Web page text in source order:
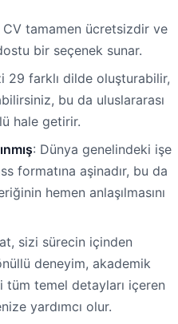
CV tamamen ücretsizdir ve
bir seçenek sunar.
29 farklı dilde oluşturabilir,
bu da uluslararası
hale getirir.
: Dünya genelindeki işe
formatına aşinadır, bu da
hemen anlaşılmasını
sizi sürecin içinden
deneyim, akademik
temel detayları içeren
yardımcı olur.